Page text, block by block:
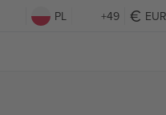
PL +49 EUR